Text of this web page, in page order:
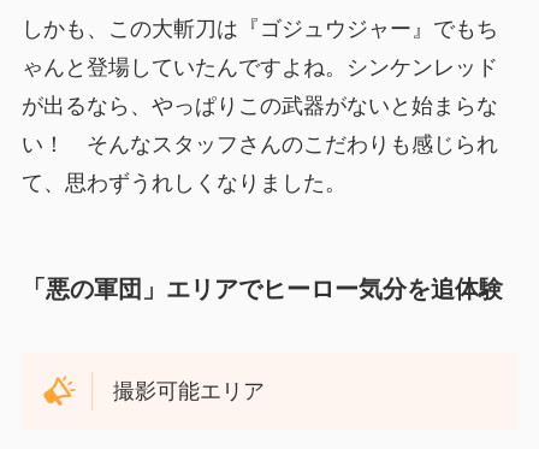
しかも、この大斬刀は『ゴジュウジャー』でもち
ゃんと登場していたんですよね。シンケンレッド
が出るなら、やっぱりこの武器がないと始まらな
い！ そんなスタッフさんのこだわりも感じられ
て、思わずうれしくなりました。
「悪の軍団」エリアでヒーロー気分を追体験
撮影可能エリア